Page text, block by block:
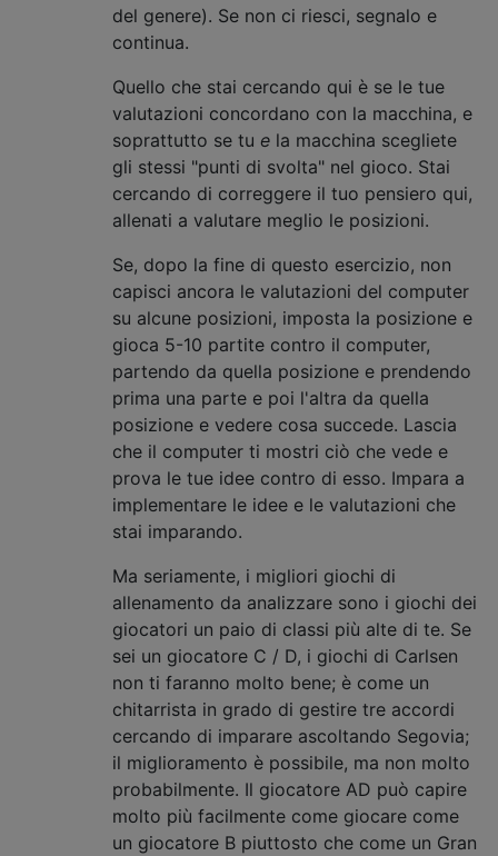
del genere). Se non ci riesci, segnalo e
continua.
Quello che stai cercando qui è se le tue
valutazioni concordano con la macchina, e
soprattutto se tu e la macchina scegliete
gli stessi "punti di svolta" nel gioco. Stai
cercando di correggere il tuo pensiero qui,
allenati a valutare meglio le posizioni.
Se, dopo la fine di questo esercizio, non
capisci ancora le valutazioni del computer
su alcune posizioni, imposta la posizione e
gioca 5-10 partite contro il computer,
partendo da quella posizione e prendendo
prima una parte e poi l'altra da quella
posizione e vedere cosa succede. Lascia
che il computer ti mostri ciò che vede e
prova le tue idee contro di esso. Impara a
implementare le idee e le valutazioni che
stai imparando.
Ma seriamente, i migliori giochi di
allenamento da analizzare sono i giochi dei
giocatori un paio di classi più alte di te. Se
sei un giocatore C / D, i giochi di Carlsen
non ti faranno molto bene; è come un
chitarrista in grado di gestire tre accordi
cercando di imparare ascoltando Segovia;
il miglioramento è possibile, ma non molto
probabilmente. Il giocatore AD può capire
molto più facilmente come giocare come
un giocatore B piuttosto che come un Gran